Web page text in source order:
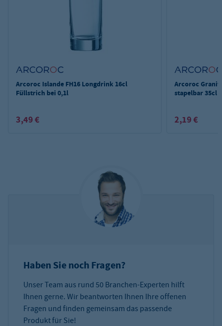
Arcoroc Islande FH16 Longdrink 16cl
Füllstrich bei 0,1l
3,49 €
Arcoroc
stapelbar 35cl
2,19 €
Haben Sie noch Fragen?
Unser Team aus rund 50 Branchen-Experten hilft
Ihnen gerne. Wir beantworten Ihnen Ihre offenen
Fragen und finden gemeinsam das passende
Produkt für Sie!